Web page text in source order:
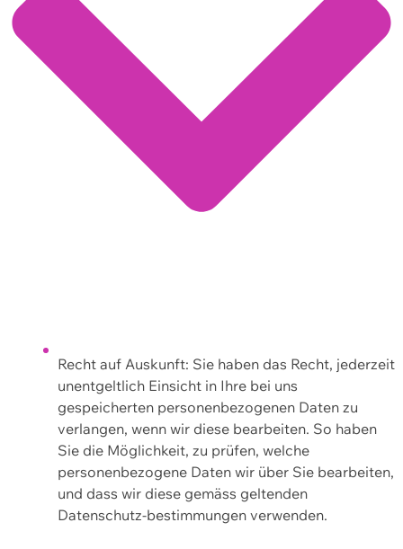
Recht auf Auskunft: Sie haben das Recht, jederzeit
unentgeltlich Einsicht in Ihre bei uns
gespeicherten personenbezogenen Daten zu
verlangen, wenn wir diese bearbeiten. So haben
Sie die Möglichkeit, zu prüfen, welche
personenbezogene Daten wir über Sie bearbeiten,
und dass wir diese gemäss geltenden
Datenschutz-bestimmungen verwenden.